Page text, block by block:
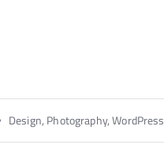
,Photography,WordPress